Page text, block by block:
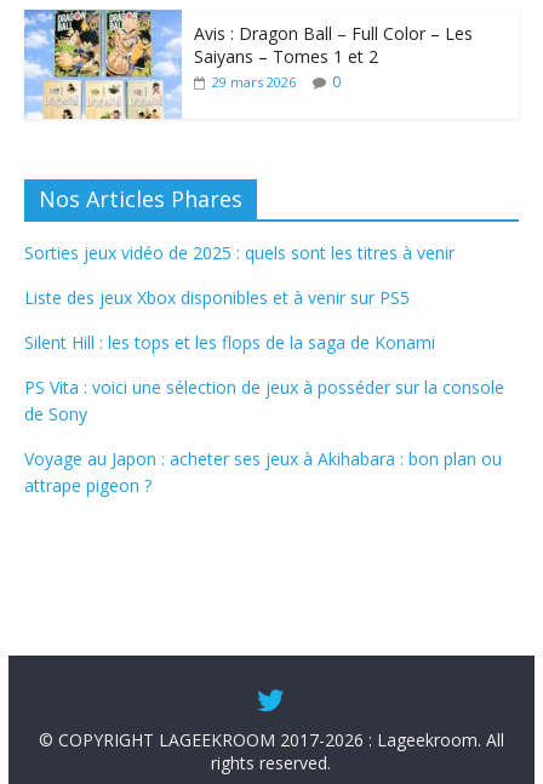
Avis : Dragon Ball – Full Color – Les
Saiyans – Tomes 1 et 2
29 mars 2026 0
Nos Articles Phares
Sorties jeux vidéo de 2025 : quels sont les titres à venir
Liste des jeux Xbox disponibles et à venir sur PS5
Silent Hill : les tops et les flops de la saga de Konami
PS Vita : voici une sélection de jeux à posséder sur la console
de Sony
Voyage au Japon : acheter ses jeux à Akihabara : bon plan ou
attrape pigeon ?
© COPYRIGHT LAGEEKROOM 2017-2026 : Lageekroom. All
rights reserved.